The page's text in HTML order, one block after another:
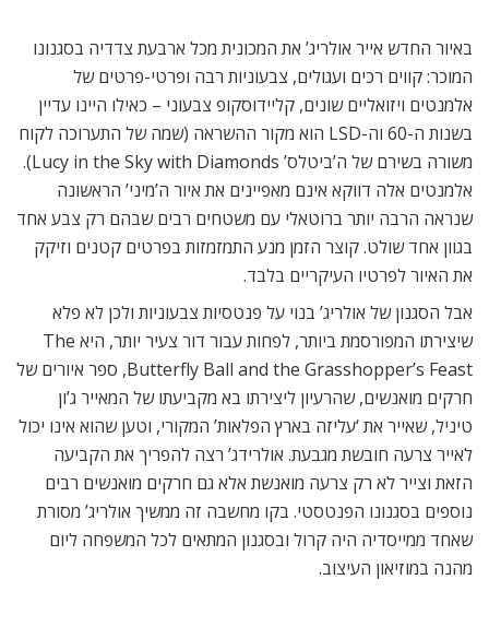
באיור החדש אייר אולריג’ את המכונית מכל ארבעת צדדיה בסגנונו
המוכר: קווים רכים ועגולים, צבעוניות רבה ופרטי-פרטים של
אלמנטים ויזואליים שונים, קליידוסקופ צבעוני – כאילו היינו עדיין
בשנות ה-60 וה-LSD הוא מקור ההשראה (שמה של התערוכה לקוח
משורה בשירם של ה’ביטלס’ Lucy in the Sky with Diamonds).
אלמנטים אלה דווקא אינם מאפיינים את איור ה’מיני’ הראשונה
שנראה הרבה יותר ברוטאלי עם משטחים רבים שבהם רק צבע אחד
בגוון אחד שולט. קוצר הזמן מנע התמזמזות בפרטים קטנים וזיקק
את האיור לפרטיו העיקריים בלבד.
אבל הסגנון של אולריג’ בנוי על פנטסיות צבעוניות ולכן לא פלא
שיצירתו המפורסמת ביותר, לפחות עבור דור צעיר יותר, היא The
Butterfly Ball and the Grasshopper’s Feast, ספר איורים של
חרקים מואנשים, שהרעיון ליצירתו בא מקביעתו של המאייר ג’ון
טיניל, שאייר את ‘עליזה בארץ הפלאות’ המקורי, וטען שהוא אינו יכול
לאייר צרעה חובשת מגבעת. אולרידג’ רצה להפריך את הקביעה
הזאת וצייר לא רק צרעה מואנשת אלא גם חרקים מואנשים רבים
נוספים בסגנונו הפנטסטי. בקו מחשבה זה ממשיך אולריג’ מסורת
שאחד ממייסדיה היה קרול ובסגנון המתאים לכל המשפחה ליום
מהנה במוזיאון העיצוב.